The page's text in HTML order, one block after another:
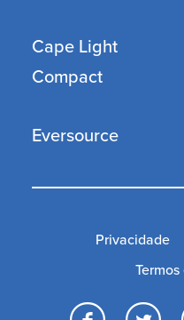
Cape Light
Compact
Eversource
Privacidade